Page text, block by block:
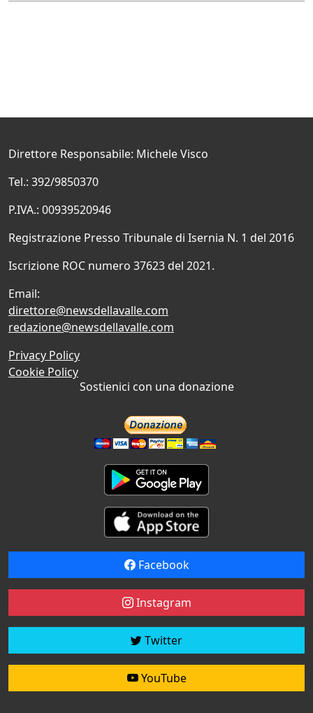
Direttore Responsabile: Michele Visco
Tel.: 392/9850370
P.IVA.: 00939520946
Registrazione Presso Tribunale di Isernia N. 1 del 2016
Iscrizione ROC numero 37623 del 2021.
Email:
direttore@newsdellavalle.com
redazione@newsdellavalle.com
Privacy Policy
Cookie Policy
Sostienici con una donazione
Facebook
Instagram
Twitter
YouTube